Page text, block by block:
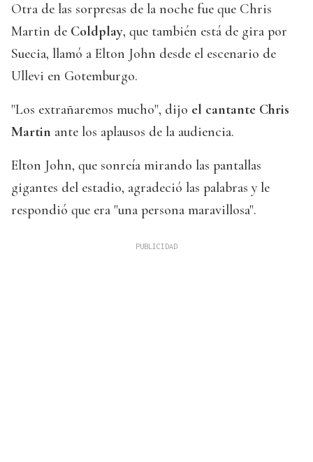
Otra de las sorpresas de la noche fue que Chris
Martin de Coldplay, que también está de gira por
Suecia, llamó a Elton John desde el escenario de
Ullevi en Gotemburgo.
"Los extrañaremos mucho", dijo el cantante Chris
Martin ante los aplausos de la audiencia.
Elton John, que sonreía mirando las pantallas
gigantes del estadio, agradeció las palabras y le
respondió que era "una persona maravillosa".